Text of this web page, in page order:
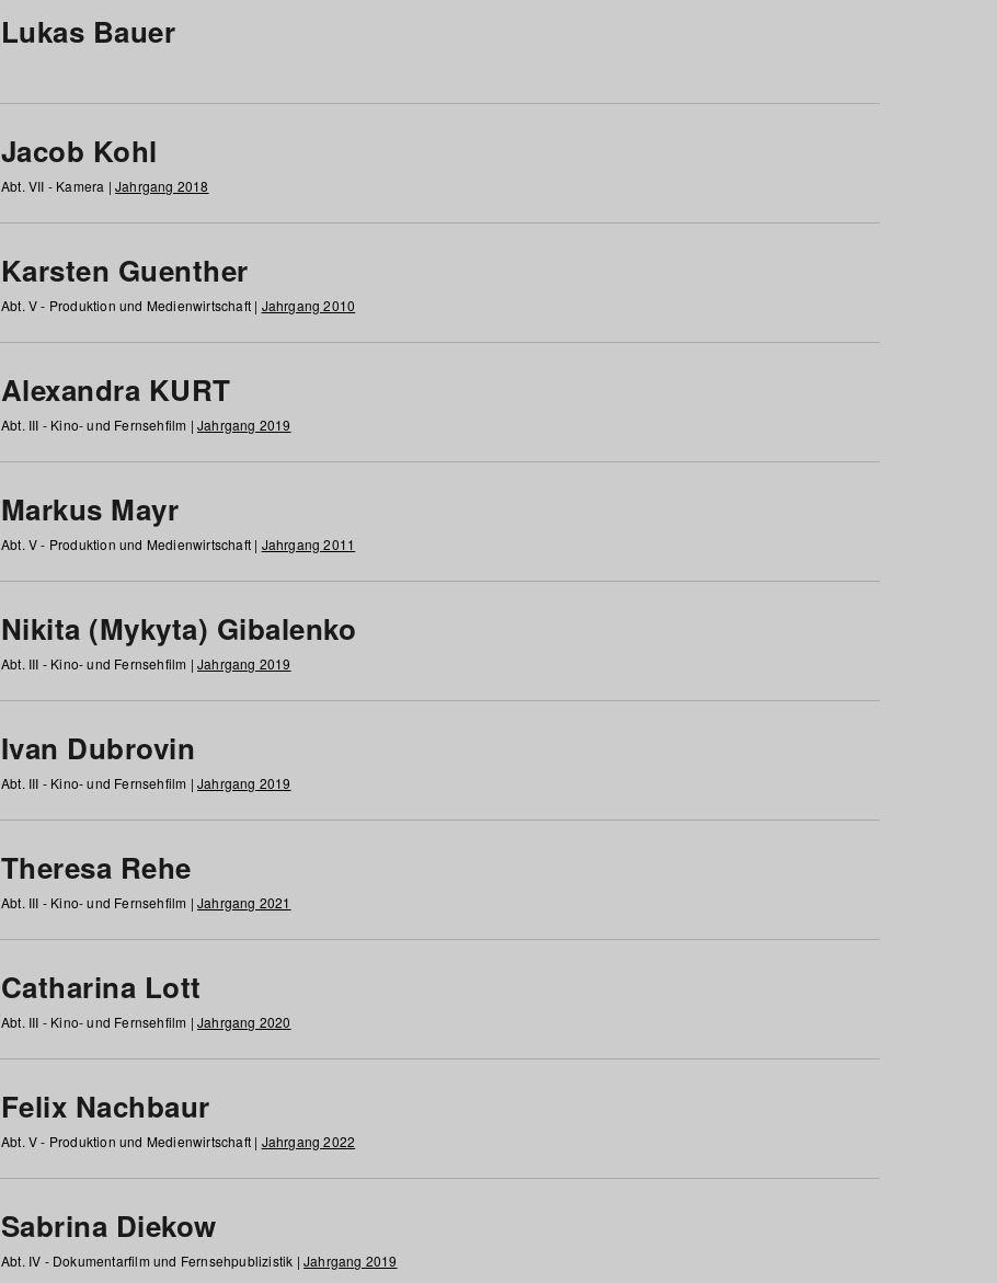
Lukas Bauer
Jacob Kohl
Abt. VII - Kamera | Jahrgang 2018
Karsten Guenther
Abt. V - Produktion und Medienwirtschaft | Jahrgang 2010
Alexandra KURT
Abt. III - Kino- und Fernsehfilm | Jahrgang 2019
Markus Mayr
Abt. V - Produktion und Medienwirtschaft | Jahrgang 2011
Nikita (Mykyta) Gibalenko
Abt. III - Kino- und Fernsehfilm | Jahrgang 2019
Ivan Dubrovin
Abt. III - Kino- und Fernsehfilm | Jahrgang 2019
Theresa Rehe
Abt. III - Kino- und Fernsehfilm | Jahrgang 2021
Catharina Lott
Abt. III - Kino- und Fernsehfilm | Jahrgang 2020
Felix Nachbaur
Abt. V - Produktion und Medienwirtschaft | Jahrgang 2022
Sabrina Diekow
Abt. IV - Dokumentarfilm und Fernsehpublizistik | Jahrgang 2019